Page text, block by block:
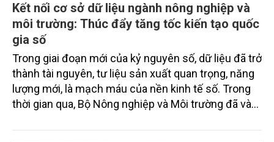
Kết nối cơ sở dữ liệu ngành nông nghiệp và
môi trường: Thúc đẩy tăng tốc kiến tạo quốc
gia số
Trong giai đoạn mới của kỷ nguyên số, dữ liệu đã trở
thành tài nguyên, tư liệu sản xuất quan trọng, năng
lượng mới, là mạch máu của nền kinh tế số. Trong
thời gian qua, Bộ Nông nghiệp và Môi trường đã và
đọng kéo dài như xây dựng cơ sở dữ liệu quốc gia